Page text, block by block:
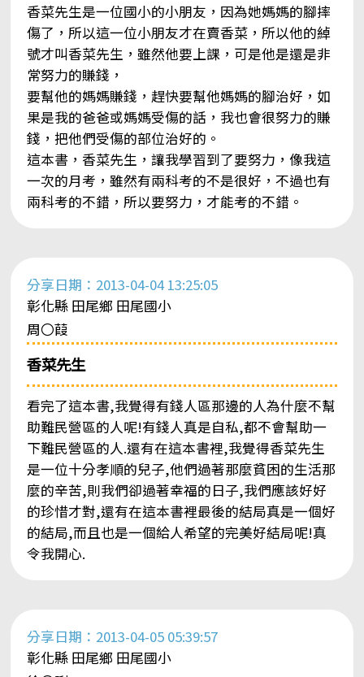
香菜先生是一位國小的小朋友，因為她媽媽的腳摔
傷了，所以這一位小朋友才在賣香菜，所以他的綽
號才叫香菜先生，雖然他要上課，可是他是還是非
常努力的賺錢，
要幫他的媽媽賺錢，趕快要幫他媽媽的腳治好，如
果是我的爸爸或媽媽受傷的話，我也會很努力的賺
錢，把他們受傷的部位治好的。
這本書，香菜先生，讓我學習到了要努力，像我這
一次的月考，雖然有兩科考的不是很好，不過也有
兩科考的不錯，所以要努力，才能考的不錯。
分享日期：2013-04-04 13:25:05
彰化縣 田尾鄉 田尾國小
周〇葭
香菜先生
看完了這本書,我覺得有錢人區那邊的人為什麼不幫
助難民營區的人呢!有錢人真是自私,都不會幫助一
下難民營區的人.還有在這本書裡,我覺得香菜先生
是一位十分孝順的兒子,他們過著那麼貧困的生活那
麼的辛苦,則我們卻過著幸福的日子,我們應該好好
的珍惜才對,還有在這本書裡最後的結局真是一個好
的結局,而且也是一個給人希望的完美好結局呢!真
令我開心.
分享日期：2013-04-05 05:39:57
彰化縣 田尾鄉 田尾國小